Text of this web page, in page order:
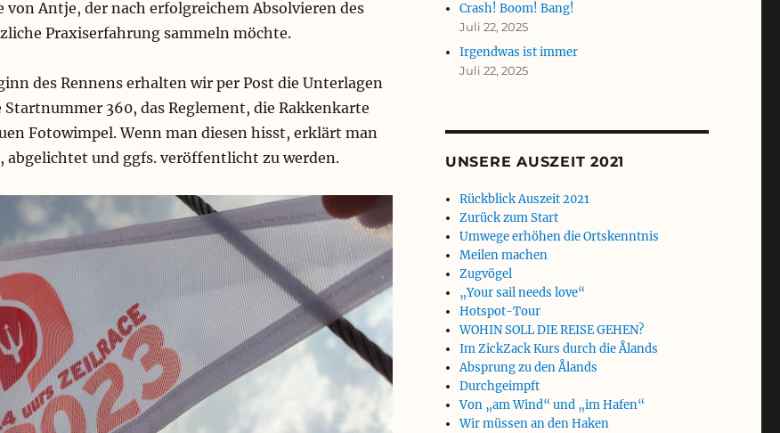
von Antje, der nach erfolgreichem Absolvieren des
Praxiserfahrung sammeln möchte.
des Rennens erhalten wir per Post die Unterlagen
Startnummer 360, das Reglement, die Rakkenkarte
Fotowimpel. Wenn man diesen hisst, erklärt man
abgelichtet und ggfs. veröffentlicht zu werden.
Crash! Boom! Bang!
Juli 22, 2025
Irgendwas ist immer
Juli 22, 2025
UNSERE AUSZEIT 2021
Rückblick Auszeit 2021
Zurück zum Start
Umwege erhöhen die Ortskenntnis
Meilen machen
Zugvögel
„Your sail needs love“
Hotspot-Tour
WOHIN SOLL DIE REISE GEHEN?
Im ZickZack Kurs durch die Ålands
Absprung zu den Ålands
Durchgeimpft
Von „am Wind“ und „im Hafen“
Wir müssen an den Haken